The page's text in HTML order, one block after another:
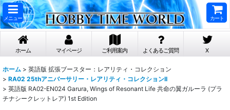
メニュー カート
ホーム マイページ ご利用案内 よくあるご質問 X
ホーム > 英語版 拡張ブースター：レアリティ・コレクション
> RA02 25thアニバーサリー・レアリティ・コレクションII
> 英語版 RA02-EN024 Garura, Wings of Resonant Life 共命の翼ガルーラ (プラ
チナシークレットレア) 1st Edition